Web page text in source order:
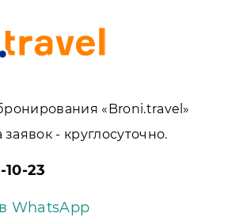
«Broni.travel»
- круглосуточно.
10-23
WhatsApp